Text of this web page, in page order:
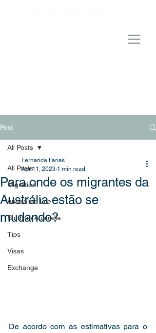
Post
All Posts
Migration
Australian Life
Study in Australia
Tips
Visas
Exchange
All Posts
Para onde os migrantes da
Austrália estão se
mudando?
Fernanda Farias
Apr 11, 2023 1 min read
De acordo com as estimativas para o